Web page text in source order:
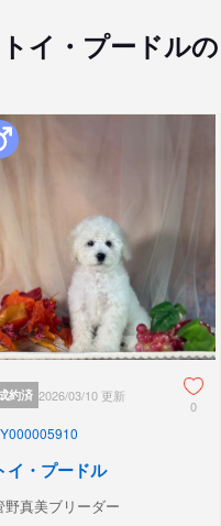
イ・プードルの
約済 2026/03/10 更新
0
イ・プードル
野真美ブリーダー